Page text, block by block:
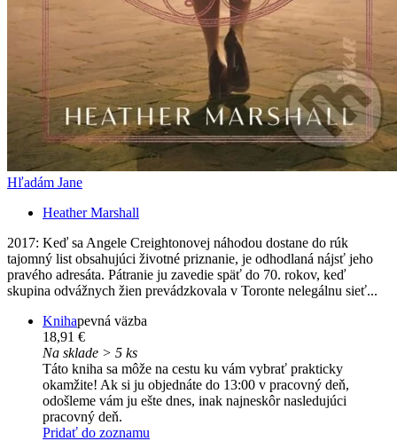
Hľadám Jane
Heather Marshall
2017: Keď sa Angele Creightonovej náhodou dostane do rúk
tajomný list obsahujúci životné priznanie, je odhodlaná nájsť jeho
pravého adresáta. Pátranie ju zavedie späť do 70. rokov, keď
skupina odvážnych žien prevádzkovala v Toronte nelegálnu sieť...
Knihapevná väzba
18,91 €
Na sklade > 5 ks
Táto kniha sa môže na cestu ku vám vybrať prakticky
okamžite! Ak si ju objednáte do 13:00 v pracovný deň,
odošleme vám ju ešte dnes, inak najneskôr nasledujúci
pracovný deň.
Pridať do zoznamu